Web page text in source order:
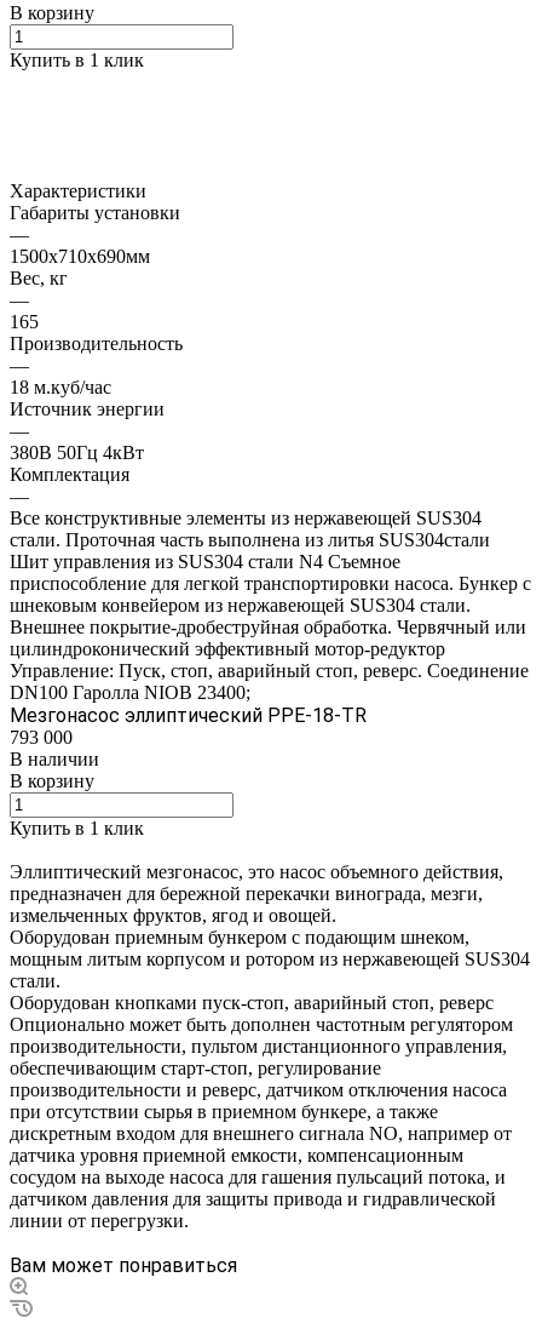
В корзину
Купить в 1 клик
Характеристики
Габариты установки
—
1500х710х690мм
Вес, кг
—
165
Производительность
—
18 м.куб/час
Источник энергии
—
380В 50Гц 4кВт
Комплектация
—
Все конструктивные элементы из нержавеющей SUS304
стали. Проточная часть выполнена из литья SUS304стали
Шит управления из SUS304 стали N4 Съемное
приспособление для легкой транспортировки насоса. Бункер с
шнековым конвейером из нержавеющей SUS304 стали.
Внешнее покрытие-дробеструйная обработка. Червячный или
цилиндроконический эффективный мотор-редуктор
Управление: Пуск, стоп, аварийный стоп, реверс. Соединение
DN100 Гаролла NIOB 23400;
Мезгонасос эллиптический PPE-18-TR
793 000
В наличии
В корзину
Купить в 1 клик
Эллиптический мезгонасос, это насос объемного действия,
предназначен для бережной перекачки винограда, мезги,
измельченных фруктов, ягод и овощей.
Оборудован приемным бункером с подающим шнеком,
мощным литым корпусом и ротором из нержавеющей SUS304
стали.
Оборудован кнопками пуск-стоп, аварийный стоп, реверс
Опционально может быть дополнен частотным регулятором
производительности, пультом дистанционного управления,
обеспечивающим старт-стоп, регулирование
производительности и реверс, датчиком отключения насоса
при отсутствии сырья в приемном бункере, а также
дискретным входом для внешнего сигнала NO, например от
датчика уровня приемной емкости, компенсационным
сосудом на выходе насоса для гашения пульсаций потока, и
датчиком давления для защиты привода и гидравлической
линии от перегрузки.
Вам может понравиться